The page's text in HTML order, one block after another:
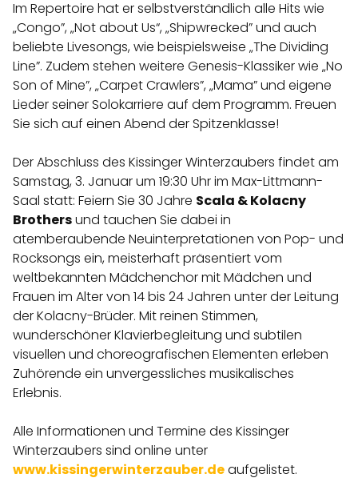
REGIONEN
ORTE
REISEFÜHRER
REISEMAGAZINE
THEMEN
ANGEBOTE
Im Repertoire hat er selbstverständlich alle Hits wie
„Congo”, „Not about Us“, „Shipwrecked” und auch
beliebte Livesongs, wie beispielsweise „The Dividing
Line”. Zudem stehen weitere Genesis-Klassiker wie „No
Son of Mine”, „Carpet Crawlers”, „Mama” und eigene
Lieder seiner Solokarriere auf dem Programm. Freuen
Sie sich auf einen Abend der Spitzenklasse!
Der Abschluss des Kissinger Winterzaubers findet am
Samstag, 3. Januar um 19:30 Uhr im Max-Littmann-
Saal statt: Feiern Sie 30 Jahre Scala & Kolacny
Brothersund tauchen Sie dabei in
atemberaubende Neuinterpretationen von Pop- und
Rocksongs ein, meisterhaft präsentiert vom
weltbekannten Mädchenchor mit Mädchen und
Frauen im Alter von 14 bis 24 Jahren unter der Leitung
der Kolacny-Brüder. Mit reinen Stimmen,
wunderschöner Klavierbegleitung und subtilen
visuellen und choreografischen Elementen erleben
Zuhörende ein unvergessliches musikalisches
Erlebnis.
Alle Informationen und Termine des Kissinger
Winterzaubers sind online unter
www.kissingerwinterzauber.deaufgelistet.